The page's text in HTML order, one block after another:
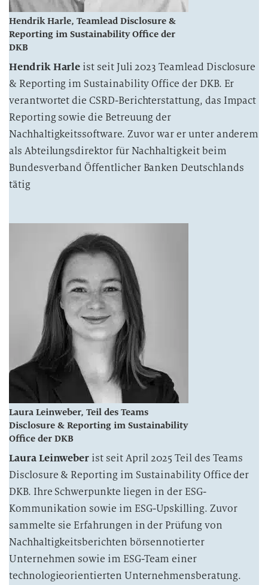
Hendrik Harle, Teamlead Disclosure &
Reporting im Sustainability Office der
DKB
Hendrik Harle ist seit Juli 2023 Teamlead Disclosure
& Reporting im Sustainability Office der DKB. Er
verantwortet die CSRD-Berichterstattung, das Impact
Reporting sowie die Betreuung der
Nachhaltigkeitssoftware. Zuvor war er unter anderem
als Abteilungsdirektor für Nachhaltigkeit beim
Bundesverband Öffentlicher Banken Deutschlands
tätig
Laura Leinweber, Teil des Teams
Disclosure & Reporting im Sustainability
Office der DKB
Laura Leinweber ist seit April 2025 Teil des Teams
Disclosure & Reporting im Sustainability Office der
DKB. Ihre Schwerpunkte liegen in der ESG-
Kommunikation sowie im ESG-Upskilling. Zuvor
sammelte sie Erfahrungen in der Prüfung von
Nachhaltigkeitsberichten börsennotierter
Unternehmen sowie im ESG-Team einer
technologieorientierten Unternehmensberatung.